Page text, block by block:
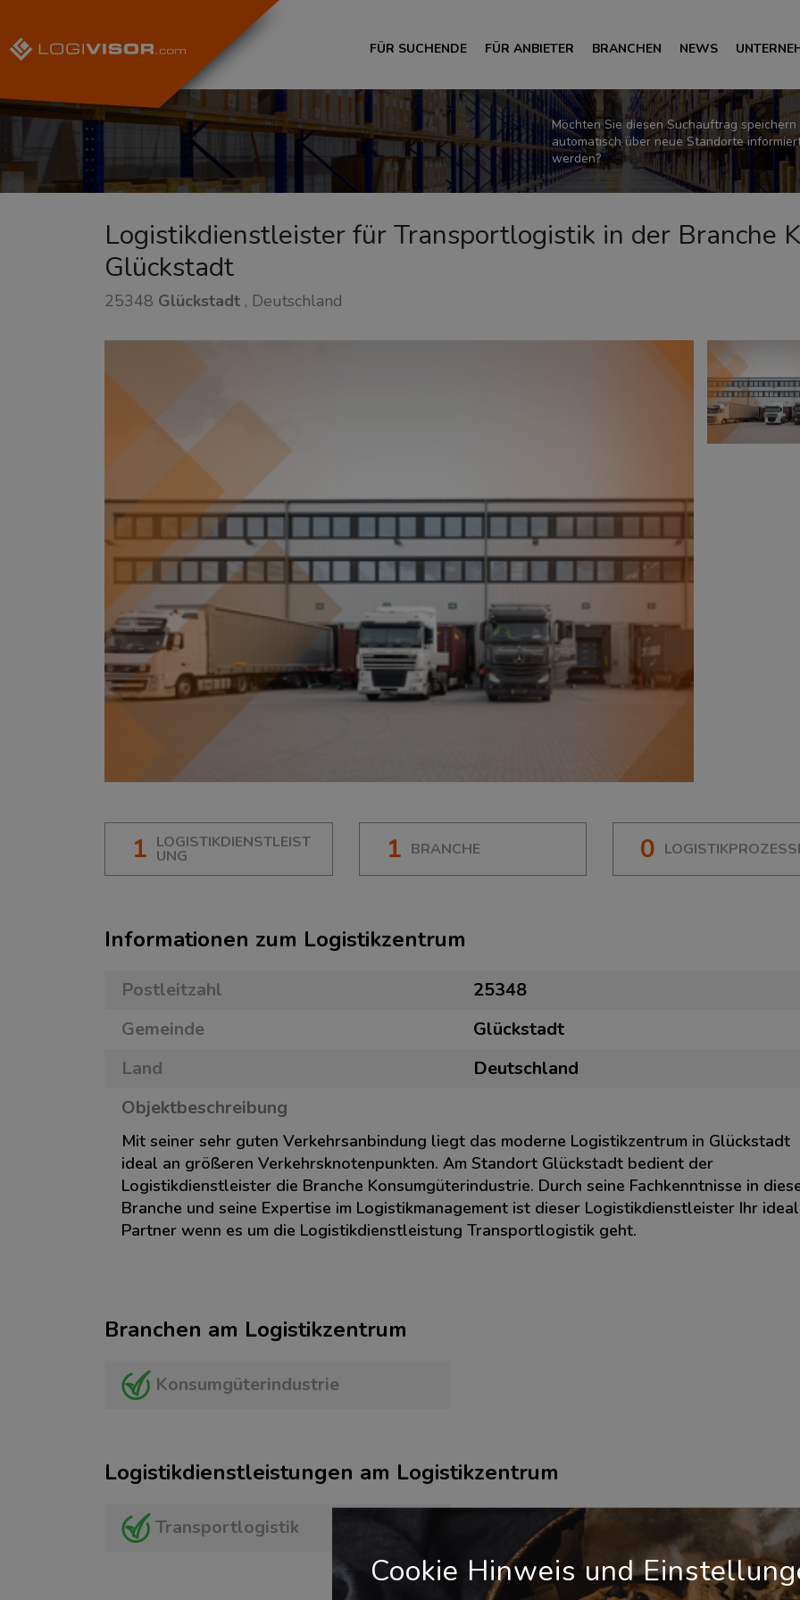
FÜR SUCHENDE FÜR ANBIETER BRANCHEN NEWS
Möchten Sie diesen Suchauftrag speichern
automatisch über neue Standorte
werden?
Logistikdienstleister für Transportlogistik in der Branche
Glückstadt
25348 Glückstadt , Deutschland
1 LOGISTIKDIENSTLEIST
UNG 1 BRANCHE 0
Informationen zum Logistikzentrum
Postleitzahl
25348
Gemeinde
Glückstadt
Land
Deutschland
Objektbeschreibung
Mit seiner sehr guten Verkehrsanbindung liegt das moderne Logistikzentrum in Glückstadt
ideal an größeren Verkehrsknotenpunkten. Am Standort Glückstadt bedient der
Logistikdienstleister die Branche Konsumgüterindustrie. Durch seine Fachkenntnisse in
Branche und seine Expertise im Logistikmanagement ist dieser Logistikdienstleister Ihr
Partner wenn es um die Logistikdienstleistung Transportlogistik geht.
Branchen am Logistikzentrum
Konsumgüterindustrie
Logistikdienstleistungen am Logistikzentrum
Transportlogistik
Cookie Hinweis und